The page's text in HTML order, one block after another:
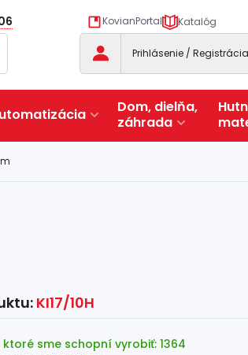
KovianPortal Katalóg
Prihlásenie / Registrácia
Dom, dielňa,
záhrada
KI17/10H
ktoré sme schopní vyrobiť: 1364